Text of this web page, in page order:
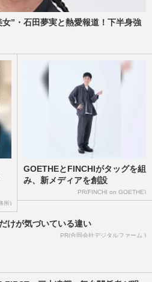
”・石田夢実と熱愛報道！下半身強
所)
GOETHEとFINCHIがタッグを組
み、新メディアを創設
PR(FINCHI on GOETHE)
けが気づいている違い
PR(合同会社デジタルファーム )